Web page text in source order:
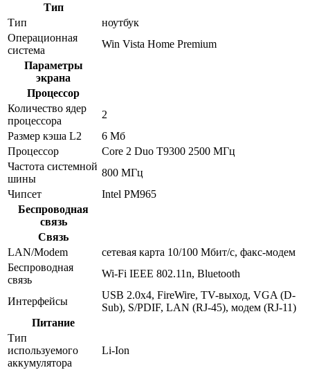
Тип
Тип
ноутбук
Операционная
система
Win Vista Home Premium
Параметры
экрана
Процессор
Количество ядер
процессора
2
Размер кэша L2
6 Мб
Процессор
Core 2 Duo T9300 2500 МГц
Частота системной
шины
800 МГц
Чипсет
Intel PM965
Беспроводная
связь
Связь
LAN/Modem
сетевая карта 10/100 Мбит/c, факс-модем
Беспроводная
связь
Wi-Fi IEEE 802.11n, Bluetooth
Интерфейсы
USB 2.0x4, FireWire, TV-выход, VGA (D-
Sub), S/PDIF, LAN (RJ-45), модем (RJ-11)
Питание
Тип
используемого
аккумулятора
Li-Ion